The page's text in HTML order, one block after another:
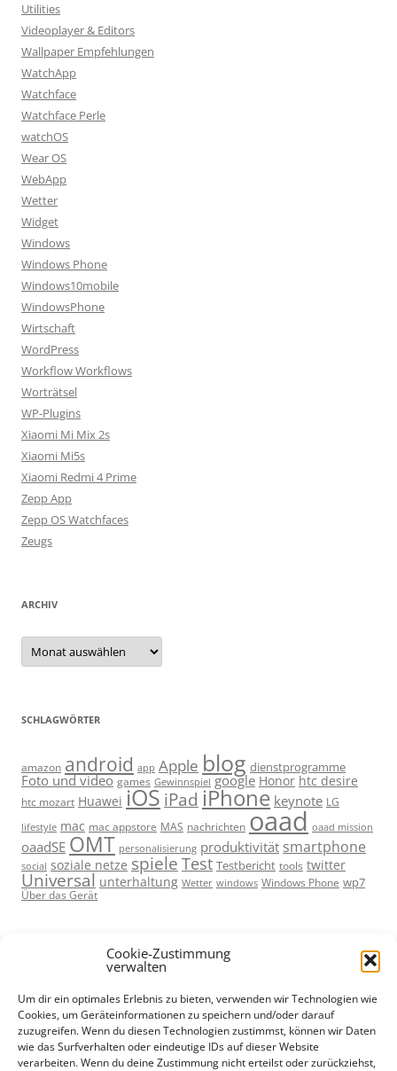
Cookie-Zustimmung
verwalten
Um dir ein optimales Erlebnis zu bieten, verwenden wir Technologien wie
Cookies, um Geräteinformationen zu speichern und/oder darauf
zuzugreifen. Wenn du diesen Technologien zustimmst, können wir Daten
wie das Surfverhalten oder eindeutige IDs auf dieser Website
verarbeiten. Wenn du deine Zustimmung nicht erteilst oder zurückziehst,
Utilities
Videoplayer & Editors
Wallpaper Empfehlungen
WatchApp
Watchface
Watchface Perle
watchOS
Wear OS
WebApp
Wetter
Widget
Windows
Windows Phone
Windows10mobile
WindowsPhone
Wirtschaft
WordPress
Workflow Workflows
Worträtsel
WP-Plugins
Xiaomi Mi Mix 2s
Xiaomi Mi5s
Xiaomi Redmi 4 Prime
Zepp App
Zepp OS Watchfaces
Zeugs
ARCHIV
Archiv
SCHLAGWÖRTER
amazon android app Apple blog dienstprogramme
Foto und video games Gewinnspiel google Honor htc desire
htc mozart Huawei iOS iPad iPhone keynote LG
lifestyle mac mac appstore MAS nachrichten oaad oaad mission
oaadSE OMT personalisierung produktivität smartphone
social soziale netze spiele Test Testbericht tools twitter
Universal unterhaltung Wetter windows Windows Phone wp7
Über das Gerät
META
Anmelden